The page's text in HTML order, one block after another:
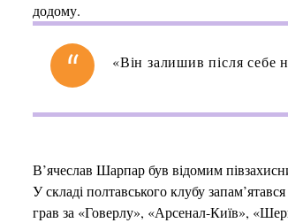
додому.
«Він залишив після
В’ячеслав Шарпар був відомим
У складі полтавського клубу
грав за «Говерлу», «Арсенал-Київ»,